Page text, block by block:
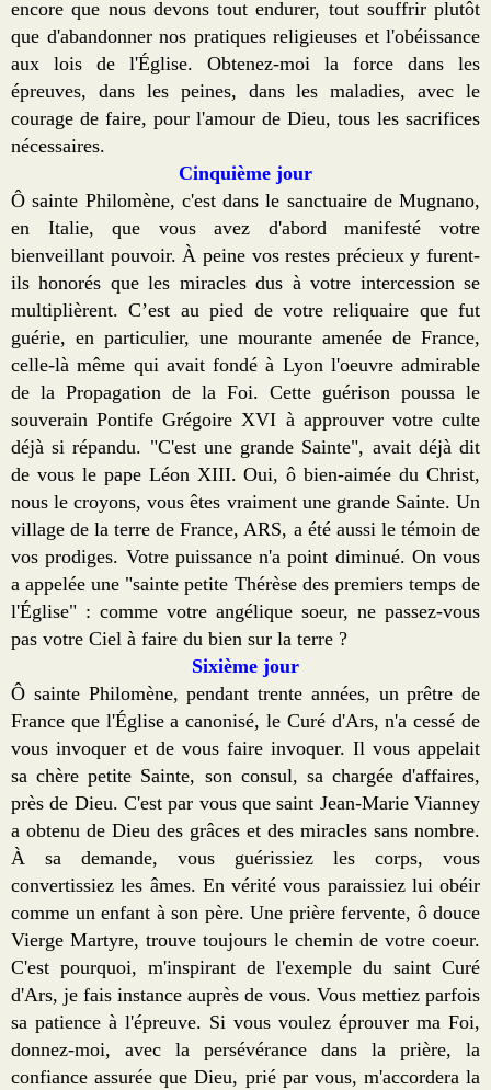
encore que nous devons tout endurer, tout souffrir plutôt
que d'abandonner nos pratiques religieuses et l'obéissance
aux lois de l'Église. Obtenez-moi la force dans les
épreuves, dans les peines, dans les maladies, avec le
courage de faire, pour l'amour de Dieu, tous les sacrifices
nécessaires.
Cinquième jour
Ô sainte Philomène, c'est dans le sanctuaire de Mugnano,
en Italie, que vous avez d'abord manifesté votre
bienveillant pouvoir. À peine vos restes précieux y furent-
ils honorés que les miracles dus à votre intercession se
multiplièrent. C’est au pied de votre reliquaire que fut
guérie, en particulier, une mourante amenée de France,
celle-là même qui avait fondé à Lyon l'oeuvre admirable
de la Propagation de la Foi. Cette guérison poussa le
souverain Pontife Grégoire XVI à approuver votre culte
déjà si répandu. "C'est une grande Sainte", avait déjà dit
de vous le pape Léon XIII. Oui, ô bien-aimée du Christ,
nous le croyons, vous êtes vraiment une grande Sainte. Un
village de la terre de France, ARS, a été aussi le témoin de
vos prodiges. Votre puissance n'a point diminué. On vous
a appelée une "sainte petite Thérèse des premiers temps de
l'Église" : comme votre angélique soeur, ne passez-vous
pas votre Ciel à faire du bien sur la terre ?
Sixième jour
Ô sainte Philomène, pendant trente années, un prêtre de
France que l'Église a canonisé, le Curé d'Ars, n'a cessé de
vous invoquer et de vous faire invoquer. Il vous appelait
sa chère petite Sainte, son consul, sa chargée d'affaires,
près de Dieu. C'est par vous que saint Jean-Marie Vianney
a obtenu de Dieu des grâces et des miracles sans nombre.
À sa demande, vous guérissiez les corps, vous
convertissiez les âmes. En vérité vous paraissiez lui obéir
comme un enfant à son père. Une prière fervente, ô douce
Vierge Martyre, trouve toujours le chemin de votre coeur.
C'est pourquoi, m'inspirant de l'exemple du saint Curé
d'Ars, je fais instance auprès de vous. Vous mettiez parfois
sa patience à l'épreuve. Si vous voulez éprouver ma Foi,
donnez-moi, avec la persévérance dans la prière, la
confiance assurée que Dieu, prié par vous, m'accordera la